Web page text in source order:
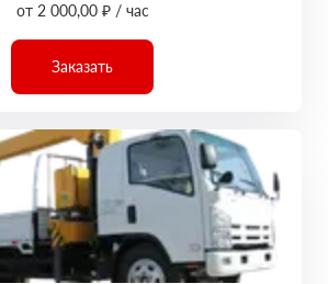
от 2 000,00 ₽ / час
Заказать